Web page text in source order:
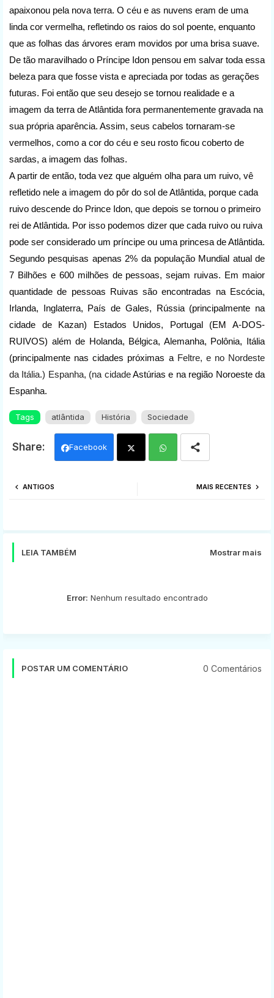
apaixonou pela nova terra. O céu e as nuvens eram de uma
linda cor vermelha, refletindo os raios do sol poente, enquanto
que as folhas das árvores eram movidos por uma brisa suave.
De tão maravilhado o Príncipe Idon pensou em salvar toda essa
beleza para que fosse vista e apreciada por todas as gerações
futuras. Foi então que seu desejo se tornou realidade e a
imagem da terra de Atlântida fora permanentemente gravada na
sua própria aparência. Assim, seus cabelos tornaram-se
vermelhos, como a cor do céu e seu rosto ficou coberto de
sardas, a imagem das folhas.
A partir de então, toda vez que alguém olha para um ruivo, vê
refletido nele a imagem do pôr do sol de Atlântida, porque cada
ruivo descende do Prince Idon, que depois se tornou o primeiro
rei de Atlântida. Por isso podemos dizer que cada ruivo ou ruiva
pode ser considerado um príncipe ou uma princesa de Atlântida.
Segundo pesquisas apenas 2% da população Mundial atual de
7 Bilhões e 600 milhões de pessoas, sejam ruivas. Em maior
quantidade de pessoas Ruivas são encontradas na Escócia,
Irlanda, Inglaterra, País de Gales, Rússia (principalmente na
cidade de Kazan) Estados Unidos, Portugal (EM A-DOS-
RUIVOS) além de Holanda, Bélgica, Alemanha, Polônia, Itália
(principalmente nas cidades próximas a Feltre, e no Nordeste
da Itália.) Espanha, (na cidade Astúrias e na região Noroeste da
Espanha.
Tags atlântida História Sociedade
Facebook
MAIS RECENTES
ANTIGOS
LEIA TAMBÉM Mostrar mais
Error: Nenhum resultado encontrado
POSTAR UM COMENTÁRIO 0 Comentários